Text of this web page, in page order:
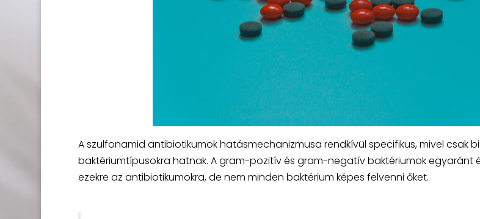
A szulfonamid antibiotikumok hatásmechanizmusa rendkívül specifikus, mivel csak
baktériumtípusokra hatnak. A gram-pozitív és gram-negatív baktériumok egyaránt
ezekre az antibiotikumokra, de nem minden baktérium képes felvenni őket.